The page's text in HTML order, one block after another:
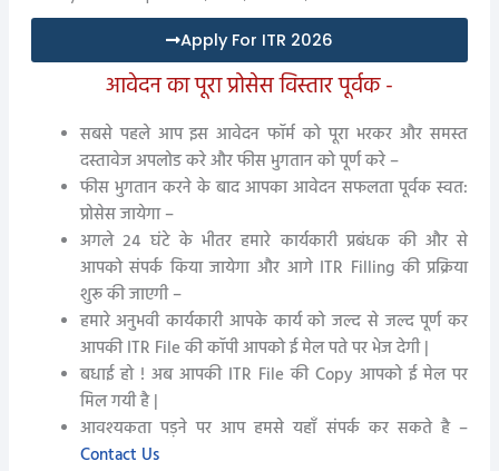
Apply For ITR 2026
आवेदन का पूरा प्रोसेस विस्तार पूर्वक -
सबसे पहले आप इस आवेदन फॉर्म को पूरा भरकर और समस्त
दस्तावेज अपलोड करे और फीस भुगतान को पूर्ण करे –
फीस भुगतान करने के बाद आपका आवेदन सफलता पूर्वक स्वत:
प्रोसेस जायेगा –
अगले २४ घंटे के भीतर हमारे कार्यकारी प्रबंधक की और से
आपको संपर्क किया जायेगा और आगे ITR Filling की प्रक्रिया
शुरू की जाएगी –
हमारे अनुभवी कार्यकारी आपके कार्य को जल्द से जल्द पूर्ण कर
आपकी ITR File की कॉपी आपको ई मेल पते पर भेज देगी |
बधाई हो ! अब आपकी ITR File की Copy आपको ई मेल पर
मिल गयी है |
आवश्यकता पड़ने पर आप हमसे यहाँ संपर्क कर सकते है –
Contact Us